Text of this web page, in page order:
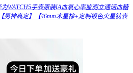
WATCH5手表原装IA血氧心率监测立通话血糖
男神高定】【46mm木星棕+定制银色火星钛表